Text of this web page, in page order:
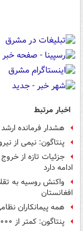
اخبار مرتبط
هشدار فرمانده ارشد
پنتاگون:‌ نیمی از
جزئیات تازه از
ادامه دارد
واکنش روسیه به
افغانستان
همه پیمانکاران
پنتاگون: کمتر از ۱۰۰۰ نظامی در سوریه داریم